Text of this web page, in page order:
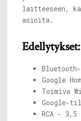
laitteeseen,
asioita.
Edellytykset:
Google
Toimiva
Google-
RCA - 3,5